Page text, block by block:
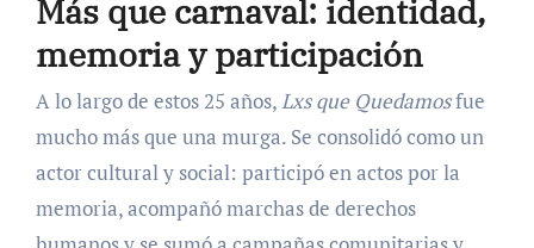
Más que carnaval: identidad,
memoria y participación
A lo largo de estos 25 años,Lxs que Quedamosfue
mucho más que una murga. Se consolidó como un
actor cultural y social: participó en actos por la
memoria, acompañó marchas de derechos